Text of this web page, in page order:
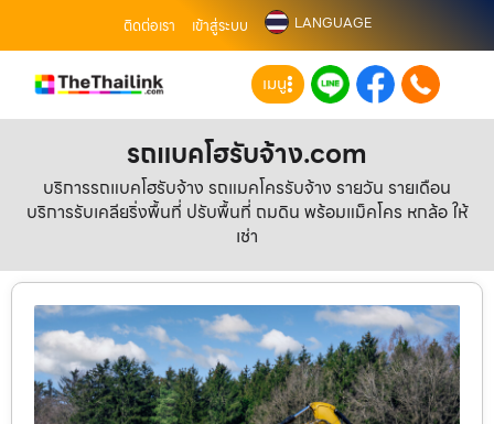
ติดต่อเรา เข้าสู่ระบบ LANGUAGE
เมนู
รถแบคโฮรับจ้าง.com
บริการรถแบคโฮรับจ้าง รถแมคโครรับจ้าง รายวัน รายเดือน
บริการรับเคลียริ่งพื้นที่ ปรับพื้นที่ ถมดิน พร้อมแม็คโคร หกล้อ ให้
เช่า